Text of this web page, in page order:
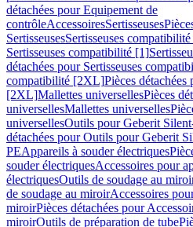
détachées pour Equipement de
contrôleAccessoiresSertisseuses
SertisseusesSertisseuses
Sertisseuses compatibilité [1]
détachées pour Sertisseuses
compatibilité [2XL]Pièces
[2XL]Mallettes universellesPièces
universellesMallettes universelles
universellesOutils pour Geberit
détachées pour Outils pour Geberit
PEAppareils à souder électriques
souder électriquesAccessoires pour
électriquesOutils de soudage au
de soudage au miroirAccessoires
miroirPièces détachées pour
miroirOutils de préparation de tube